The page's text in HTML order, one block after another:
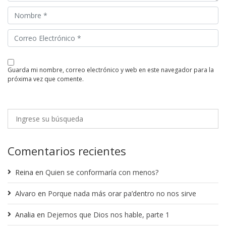
guarda mi nombre, correo electrónico y web en este navegador para la
próxima vez que comente.
Comentarios recientes
Reina en Quien se conformaría con menos?
Alvaro en Porque nada más orar pa’dentro no nos sirve
Analia en Dejemos que Dios nos hable, parte 1